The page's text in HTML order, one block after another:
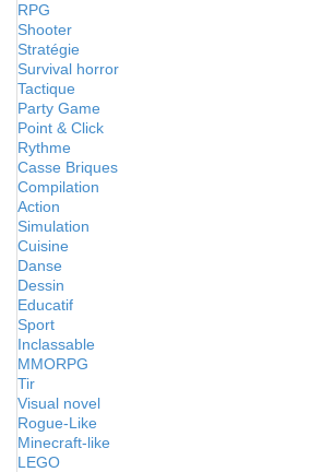
RPG
Shooter
Stratégie
Survival horror
Tactique
Party Game
Point & Click
Rythme
Casse Briques
Compilation
Action
Simulation
Cuisine
Danse
Dessin
Educatif
Sport
Inclassable
MMORPG
Tir
Visual novel
Rogue-Like
Minecraft-like
LEGO